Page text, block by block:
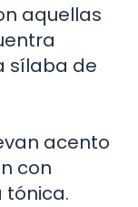
aquellas
sílaba de
acento
con
tónica.